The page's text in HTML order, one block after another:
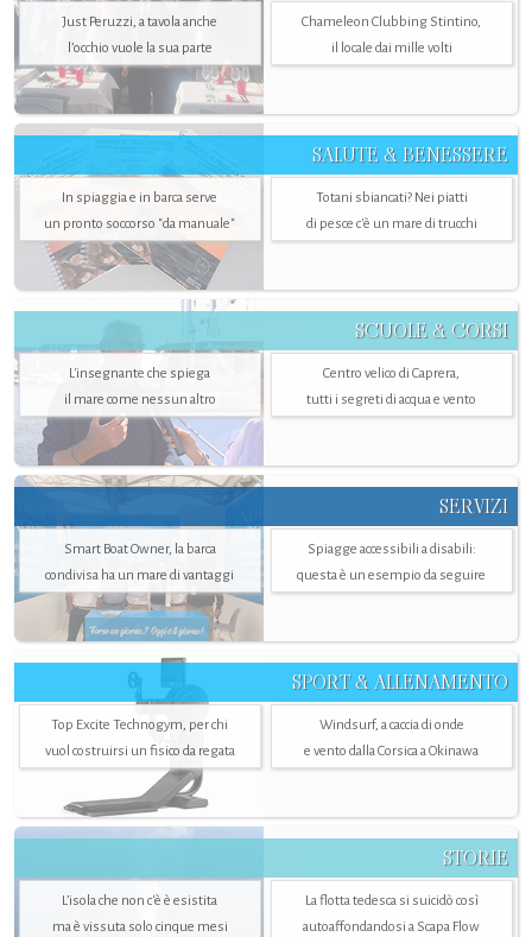
Just Peruzzi, a tavola anche
l’occhio vuole la sua parte
Chameleon Clubbing Stintino,
il locale dai mille volti
SALUTE & BENESSERE
In spiaggia e in barca serve
un pronto soccorso "da manuale"
Totani sbiancati? Nei piatti
di pesce c'è un mare di trucchi
SCUOLE & CORSI
L'insegnante che spiega
il mare come nessun altro
Centro velico di Caprera,
tutti i segreti di acqua e vento
SERVIZI
Smart Boat Owner, la barca
condivisa ha un mare di vantaggi
Spiagge accessibili a disabili:
questa è un esempio da seguire
SPORT & ALLENAMENTO
Top Excite Technogym, per chi
vuol costruirsi un fisico da regata
Windsurf, a caccia di onde
e vento dalla Corsica a Okinawa
STORIE
L’isola che non c'è è esistita
ma è vissuta solo cinque mesi
La flotta tedesca si suicidò così
autoaffondandosi a Scapa Flow